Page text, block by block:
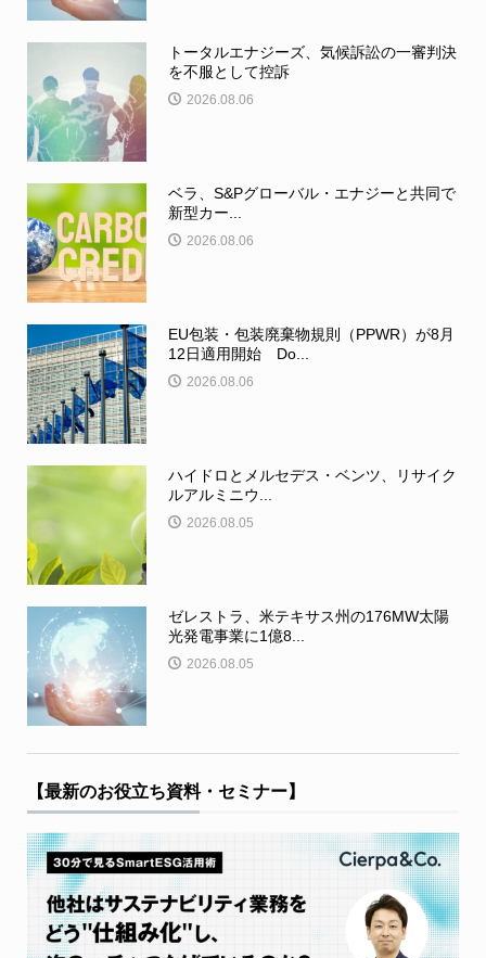
トータルエナジーズ、気候訴訟の一審判決
を不服として控訴
2026.08.06
ベラ、S&Pグローバル・エナジーと共同で
新型カー...
2026.08.06
EU包装・包装廃棄物規則（PPWR）が8月
12日適用開始 Do...
2026.08.06
ハイドロとメルセデス・ベンツ、リサイク
ルアルミニウ...
2026.08.05
ゼレストラ、米テキサス州の176MW太陽
光発電事業に1億8...
2026.08.05
【最新のお役立ち資料・セミナー】